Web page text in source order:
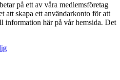
på ett av våra medlemsföretag
att skapa ett användarkonto för att
information här på vår hemsida. Det